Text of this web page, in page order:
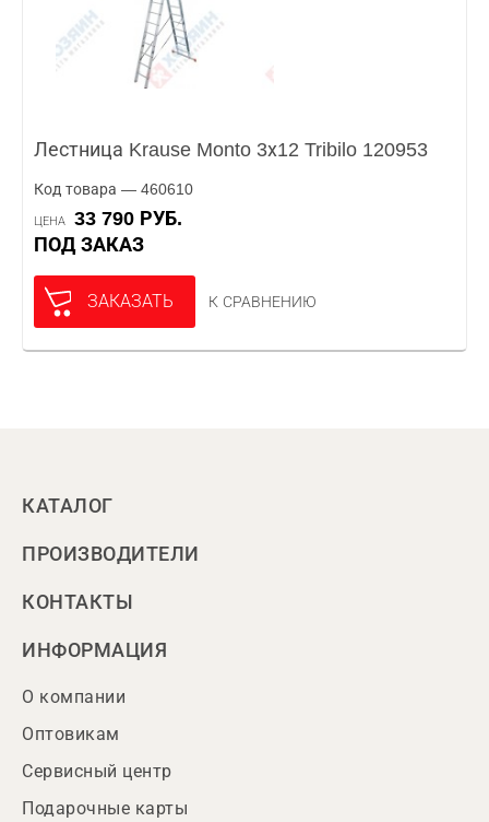
Лестница Krause Monto 3х12 Tribilo 120953
Код товара — 460610
ЦЕНА
33 790 РУБ.
ПОД ЗАКАЗ
ЗАКАЗАТЬ К СРАВНЕНИЮ
КАТАЛОГ
ПРОИЗВОДИТЕЛИ
КОНТАКТЫ
ИНФОРМАЦИЯ
О компании
Оптовикам
Сервисный центр
Подарочные карты